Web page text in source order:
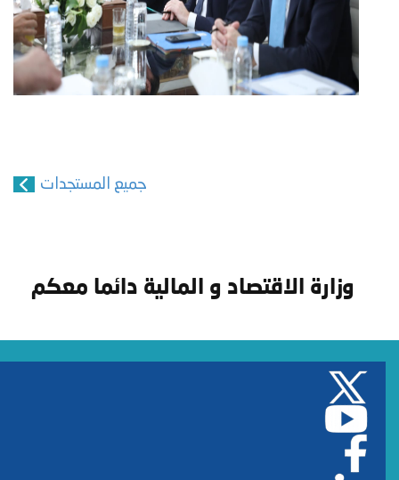
جميع المستجدات
وزارة الاقتصاد و المالية دائما معكم